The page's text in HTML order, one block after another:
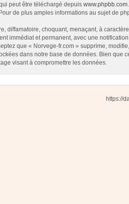
peut être téléchargé depuis www.phpbb.com
de plus amples informations au sujet de
diffamatoire, choquant, menaçant, à
immédiat et permanent, avec une
que « Norvege-fr.com » supprime,
dans notre base de données. Bien
visant à compromettre les données.
https://